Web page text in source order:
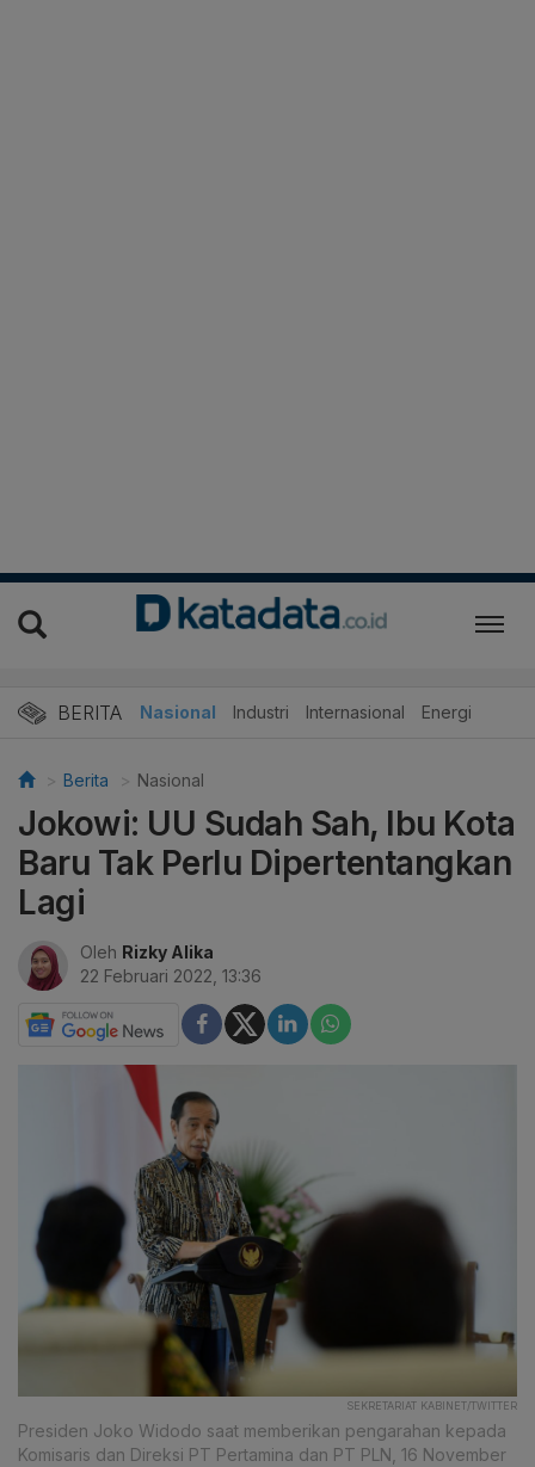
BERITA Nasional Industri Internasional Energi
Berita Nasional
Jokowi: UU Sudah Sah, Ibu Kota
Baru Tak Perlu Dipertentangkan
Lagi
Oleh Rizky Alika
22 Februari 2022, 13:36
SEKRETARIAT KABINET/TWITTER
Presiden Joko Widodo saat memberikan pengarahan kepada
Komisaris dan Direksi PT Pertamina dan PT PLN, 16 November